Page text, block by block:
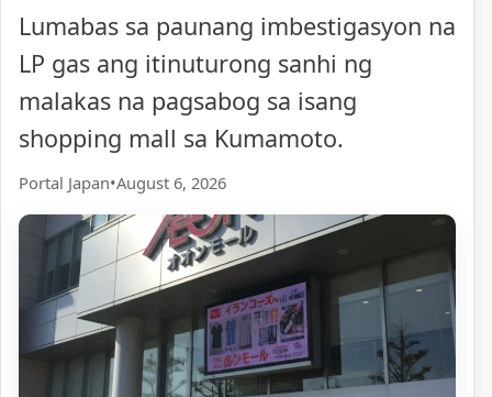
Lumabas sa paunang imbestigasyon na
LP gas ang itinuturong sanhi ng
malakas na pagsabog sa isang
shopping mall sa Kumamoto.
Portal Japan•August 6, 2026